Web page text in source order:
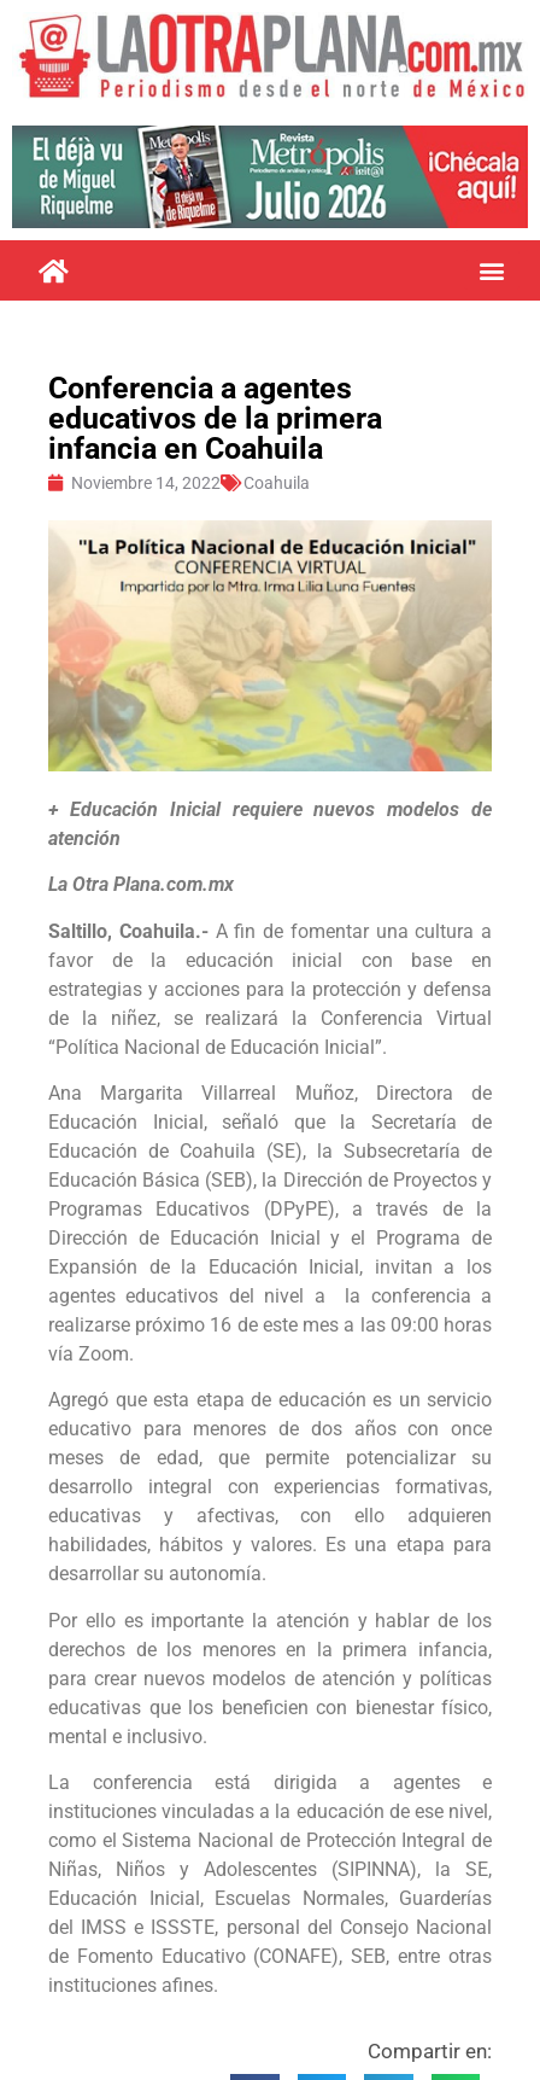
Conferencia a agentes
educativos de la primera
infancia en Coahuila
Noviembre 14, 2022 Coahuila
+ Educación Inicial requiere nuevos modelos de
atención
La Otra Plana.com.mx
Saltillo, Coahuila.- A fin de fomentar una cultura a
favor de la educación inicial con base en
estrategias y acciones para la protección y defensa
de la niñez, se realizará la Conferencia Virtual
“Política Nacional de Educación Inicial”.
Ana Margarita Villarreal Muñoz, Directora de
Educación Inicial, señaló que la Secretaría de
Educación de Coahuila (SE), la Subsecretaría de
Educación Básica (SEB), la Dirección de Proyectos y
Programas Educativos (DPyPE), a través de la
Dirección de Educación Inicial y el Programa de
Expansión de la Educación Inicial, invitan a los
agentes educativos del nivel a la conferencia a
realizarse próximo 16 de este mes a las 09:00 horas
vía Zoom.
Agregó que esta etapa de educación es un servicio
educativo para menores de dos años con once
meses de edad, que permite potencializar su
desarrollo integral con experiencias formativas,
educativas y afectivas, con ello adquieren
habilidades, hábitos y valores. Es una etapa para
desarrollar su autonomía.
Por ello es importante la atención y hablar de los
derechos de los menores en la primera infancia,
para crear nuevos modelos de atención y políticas
educativas que los beneficien con bienestar físico,
mental e inclusivo.
La conferencia está dirigida a agentes e
instituciones vinculadas a la educación de ese nivel,
como el Sistema Nacional de Protección Integral de
Niñas, Niños y Adolescentes (SIPINNA), la SE,
Educación Inicial, Escuelas Normales, Guarderías
del IMSS e ISSSTE, personal del Consejo Nacional
de Fomento Educativo (CONAFE), SEB, entre otras
instituciones afines.
Compartir en: